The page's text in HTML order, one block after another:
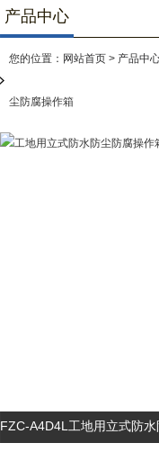
产品中心
您的位置： 网站首页 > 产品中
尘防腐操作箱
FZC-A4D4L工地用立式防